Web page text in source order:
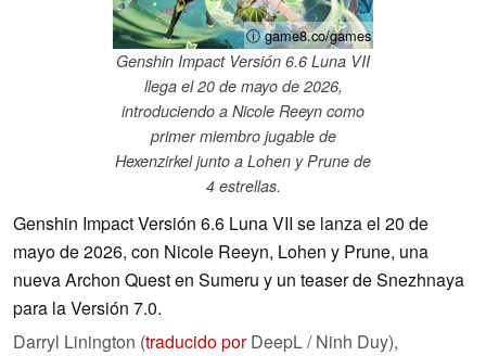
ⓘ game8.co/games
Genshin Impact Versión 6.6 Luna VII
llega el 20 de mayo de 2026,
introduciendo a Nicole Reeyn como
primer miembro jugable de
Hexenzirkel junto a Lohen y Prune de
4 estrellas.
Genshin Impact Versión 6.6 Luna VII se lanza el 20 de
mayo de 2026, con Nicole Reeyn, Lohen y Prune, una
nueva Archon Quest en Sumeru y un teaser de Snezhnaya
para la Versión 7.0.
Darryl Linington (traducido porDeepL / Ninh Duy),